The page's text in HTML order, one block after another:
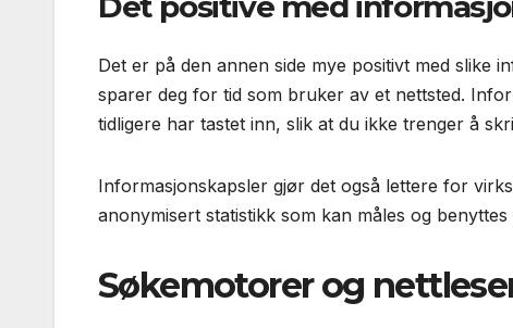
Det er på den annen side mye positivt med slike
sparer deg for tid som bruker av et nettsted.
tidligere har tastet inn, slik at du ikke trenger å
Informasjonskapsler gjør det også lettere for
anonymisert statistikk som kan måles og
Søkemotorer og